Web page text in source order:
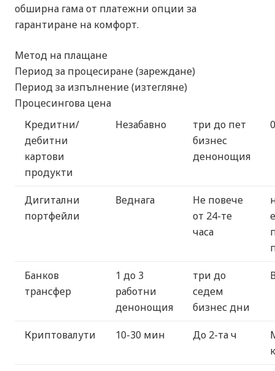
обширна гама от платежни опции за
гарантиране на комфорт.
Метод на плащане
Период за процесиране (зареждане)
Период за изпълнение (изтегляне)
Процесингова цена
Кредитни/
дебитни
картови
продукти
Незабавно
три до пет
бизнес
денонощия
Дигитални
портфейли
Веднага
Не повече
от 24-те
часа
Банков
трансфер
1 до 3
работни
денонощия
три до
седем
бизнес дни
Криптовалути 10-30 мин До 2-та ч